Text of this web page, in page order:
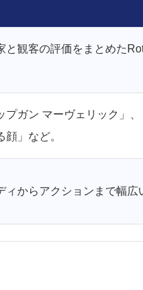
と観客の評価をまとめた
プガン マーヴェリック」
顔」など。
ィからアクションまで幅広